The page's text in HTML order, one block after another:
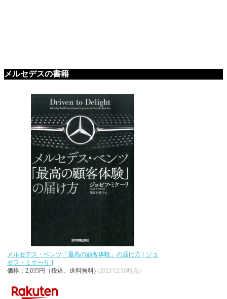
メルセデスの書籍
メルセデス・ベンツ「最高の顧客体験」の届け方 [ ジョ
ゼフ・ミケーリ ]
価格：2,035円（税込、送料無料) (2023/12/18時点)